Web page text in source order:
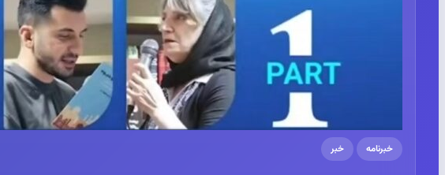
خبرنامه خبر